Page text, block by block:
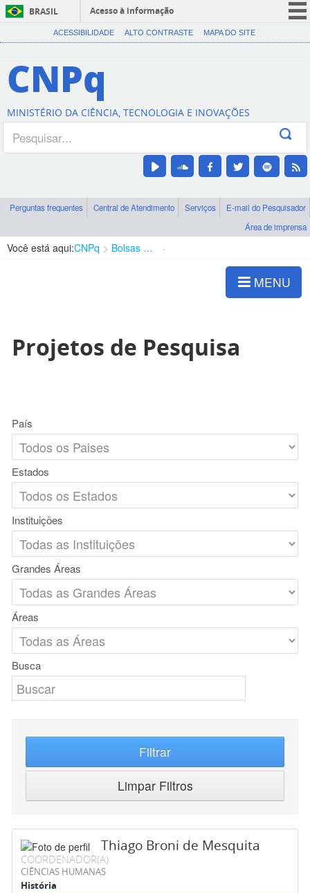
BRASIL
Acesso à informação
CORONAVÍRUS (COVID-19)
Canais
ACESSIBILIDADE ALTO CONTRASTE MAPA DO SITE
CNPq
MINISTÉRIO DA CIÊNCIA, TECNOLOGIA E INOVAÇÕES
Perguntas frequentes Central de Atendimento Serviços
E-mail do Pesquisador
Área de imprensa
Você está aqui:CNPq Bolsas e Auxílios Vigentes
MENU
Projetos de Pesquisa
País
Estados
Instituições
Grandes Áreas
Áreas
Busca
Filtrar
Limpar Filtros
Thiago Broni de Mesquita
COORDENADOR(A)
CIÊNCIAS HUMANAS
História